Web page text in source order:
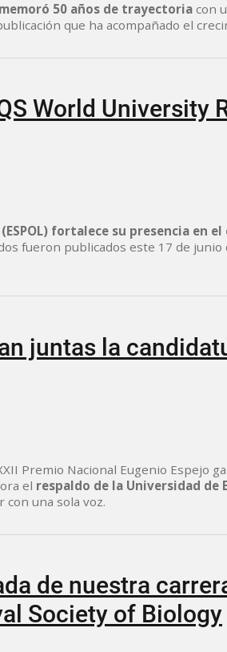
50 años de trayectoria con
que ha acompañado el
World
(ESPOL) fortalece su presencia en
fueron publicados este 17 de
juntas la
Premio Nacional Eugenio
el respaldo de la Universidad de
con una sola voz.
de nuestra
Society of Biology